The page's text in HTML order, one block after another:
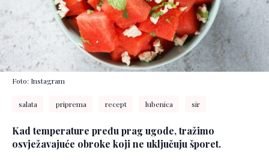
Foto: Instagram
salata priprema recept lubenica sir
Kad temperature pređu prag ugode, tražimo
osvježavajuće obroke koji ne uključuju šporet.